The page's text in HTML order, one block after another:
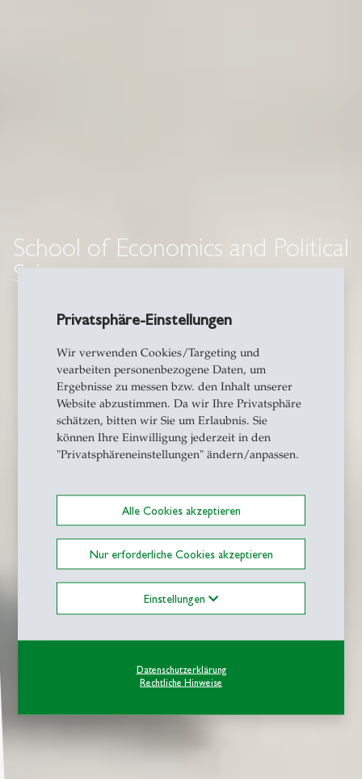
Privatsphäre-Einstellungen
Wir verwenden Cookies/Targeting und
vearbeiten personenbezogene Daten, um
Ergebnisse zu messen bzw. den Inhalt unserer
Website abzustimmen. Da wir Ihre Privatsphäre
schätzen, bitten wir Sie um Erlaubnis. Sie
können Ihre Einwilligung jederzeit in den
"Privatsphäreneinstellungen" ändern/anpassen.
Alle Cookies akzeptieren
Nur erforderliche Cookies akzeptieren
Einstellungen
Datenschutzerklärung
Rechtliche Hinweise
School of Economics and Political
Science